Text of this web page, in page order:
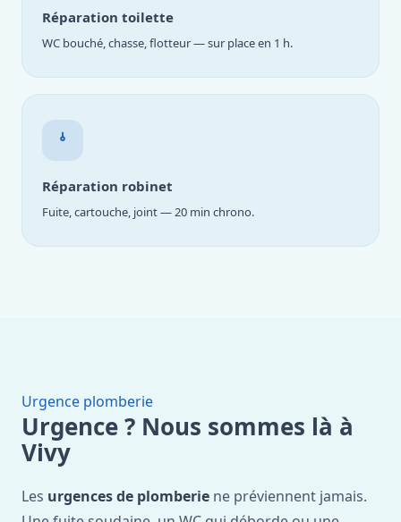
Réparation toilette
WC bouché, chasse, flotteur — sur place en 1 h.
Réparation robinet
Fuite, cartouche, joint — 20 min chrono.
Urgence plomberie
Urgence ? Nous sommes là à
Vivy
Les urgences de plomberie ne préviennent jamais.